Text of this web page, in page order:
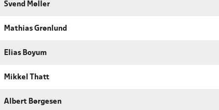
Svend Møller
Mathias Grønlund
Elias Boyum
Mikkel Thatt
Albert Børgesen